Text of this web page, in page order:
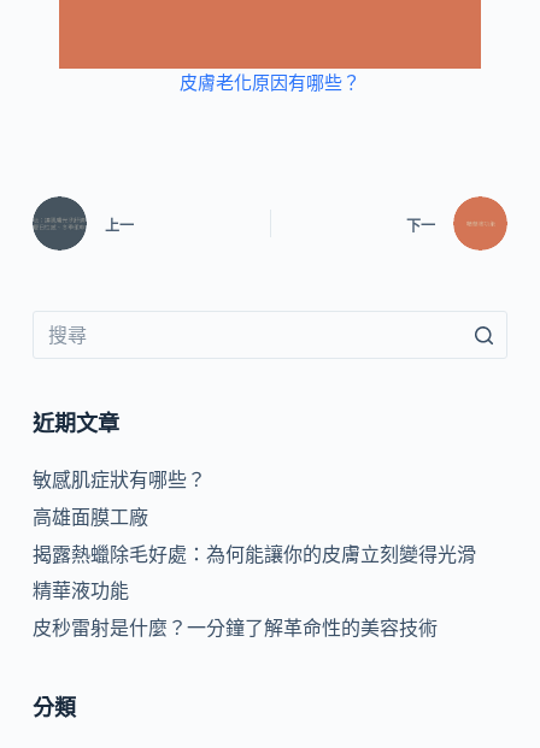
皮膚老化原因有哪些？
上一 下一
近期文章
敏感肌症狀有哪些？
高雄面膜工廠
揭露熱蠟除毛好處：為何能讓你的皮膚立刻變得光滑
精華液功能
皮秒雷射是什麼？一分鐘了解革命性的美容技術
分類